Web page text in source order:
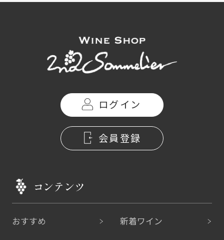
ログイン
会員登録
コンテンツ
おすすめ 新着ワイン